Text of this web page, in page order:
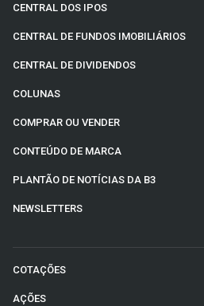
CENTRAL DOS IPOS
CENTRAL DE FUNDOS IMOBILIÁRIOS
CENTRAL DE DIVIDENDOS
COLUNAS
COMPRAR OU VENDER
CONTEÚDO DE MARCA
PLANTÃO DE NOTÍCIAS DA B3
NEWSLETTERS
COTAÇÕES
AÇÕES